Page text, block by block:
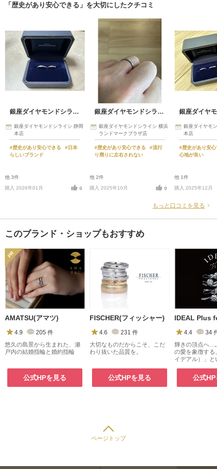
「歴史があり安心できる」を大切にしたクチコミ
銀座ダイヤモンドシライシ
銀座ダイヤモンドシライシ 静岡
本店
#歴史があり安心できる
#日本
らしいブランド
他 3件
購入 2026年01月
0
銀座ダイヤモンドシライシ
銀座ダイヤモンドシライシ 横浜
ランドマークプラザ店
#歴史があり安心できる
#流行
り廃りに左右されない
他 2件
購入 2025年10月
0
銀座ダイヤモ
本店
#歴史があり安
心地が良い
他 1件
購入 2025年12月
もっと口コミを見る
このブランド・ショップもおすすめ
AMATSU(アマツ)
4.9 205 件
悠久の島景から生まれた、瀬
戸内の結婚指輪と婚約指輪
公式HPを見る
FISCHER(フィッシャー)
4.6 231 件
大切なものだからこそ、こだ
わり抜いた品質を。
公式HPを見る
4.4 34
輝きの頂点へ…
の愛を象徴する
イデアル）」と
公式
ページトップ